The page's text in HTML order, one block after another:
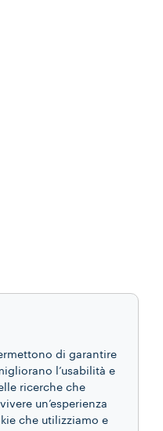
di garantire
l’usabilità e
ricerche che
un’esperienza
che utilizziamo e